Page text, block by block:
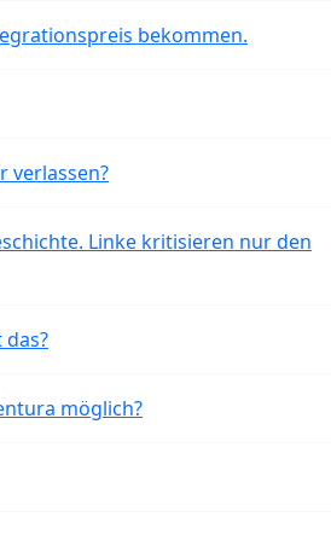
bekommen.
verlassen?
Linke kritisieren nur den
möglich?